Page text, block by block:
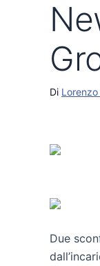
Di
Due